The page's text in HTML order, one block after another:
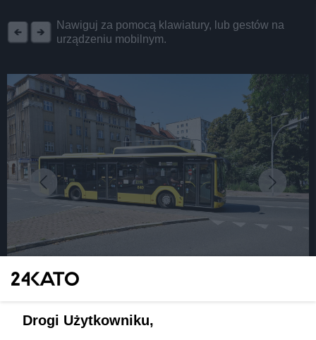
Nawiguj za pomocą klawiatury, lub gestów na
urządzeniu mobilnym.
zasilanych gazem CNG kupi katowicki PKM
Drogi Użytkowniku,